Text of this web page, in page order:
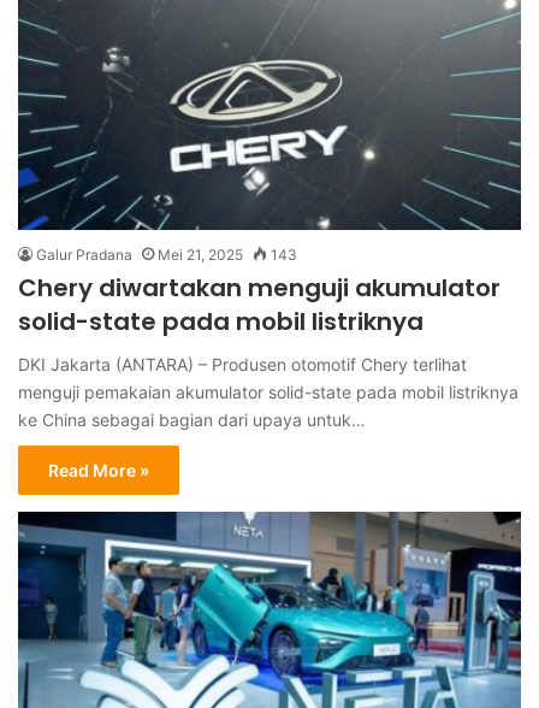
Galur Pradana Mei 21, 2025 143
Chery diwartakan menguji akumulator
solid-state pada mobil listriknya
DKI Jakarta (ANTARA) – Produsen otomotif Chery terlihat
menguji pemakaian akumulator solid-state pada mobil listriknya
ke China sebagai bagian dari upaya untuk…
Read More »